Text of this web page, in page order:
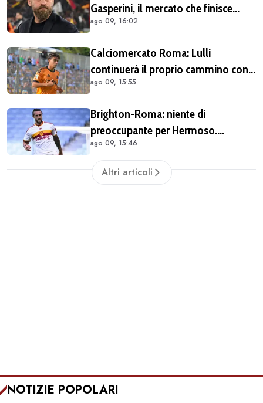
Gasperini, il mercato che finisce
dopo l'inizio del campionato è una
ago 09, 16:02
Calciomercato Roma: Lulli
continuerà il proprio cammino con
Gasperini
ago 09, 15:55
Brighton-Roma: niente di
preoccupante per Hermoso.
Spagnolo atteso regolarmente in
gruppo alla ripresa
ago 09, 15:46
Altri articoli
NOTIZIE POPOLARI